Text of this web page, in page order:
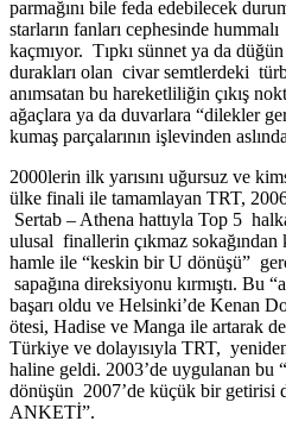
parmağını bile feda edebilecek
starların fanları cephesinde
kaçmıyor. Tıpkı sünnet ya da
durakları olan civar semtlerdeki
anımsatan bu hareketliliğin çıkış
ağaçlara ya da duvarlara “dilekler
kumaş parçalarının işlevinden
2000lerin ilk yarısını uğursuz ve
ülke finali ile tamamlayan TRT,
Sertab – Athena hattıyla Top 5
ulusal finallerin çıkmaz
hamle ile “keskin bir U dönüşü”
sapağına direksiyonu kırmıştı. Bu
başarı oldu ve Helsinki’de Kenan
ötesi, Hadise ve Manga ile artarak
Türkiye ve dolayısıyla TRT,
haline geldi. 2003’de uygulanan bu
dönüşün 2007’de küçük bir getirisi
ANKETİ”.